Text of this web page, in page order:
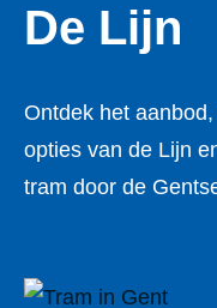
De Lijn
Ontdek het
opties van de Lijn
tram door de